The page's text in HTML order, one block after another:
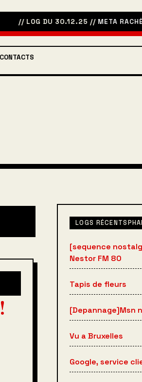
// LOG DU 30.12.25 //META RACHÈTE
CONTACTS
LOGS
[sequence
Nestor FM 80
Tapis de fleurs
[Depannage]Msn
Vu a Bruxelles
Google, service